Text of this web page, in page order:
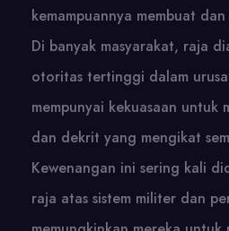
kemampuannya membuat
Di banyak masyarakat, raja
otoritas tertinggi dalam
mempunyai kekuasaan untuk
dan dekrit yang mengikat
Kewenangan ini sering kali
raja atas sistem militer dan